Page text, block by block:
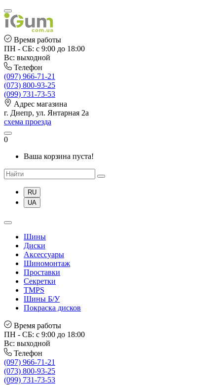
Время работы
ПН - СБ: с 9:00 до 18:00
Вс: выходной
Телефон
(097) 966-71-21
(073) 800-93-25
(099) 731-73-53
Адрес магазина
г. Днепр, ул. Янтарная 2а
схема проезда
0
Ваша корзина пуста!
RU
UA
Шины
Диски
Аксессуары
Шиномонтаж
Проставки
Секретки
TMPS
Шины Б/У
Покраска дисков
Время работы
ПН - СБ: с 9:00 до 18:00
Вс: выходной
Телефон
(097) 966-71-21
(073) 800-93-25
(099) 731-73-53